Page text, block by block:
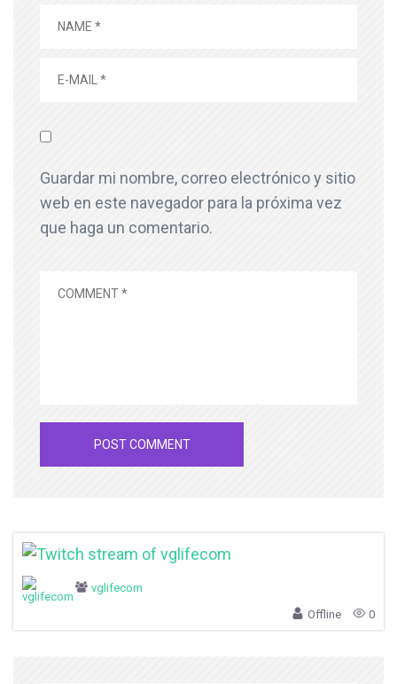
Guardar mi nombre, correo electrónico y sitio
web en este navegador para la próxima vez
que haga un comentario.
vglifecom
Offline 0